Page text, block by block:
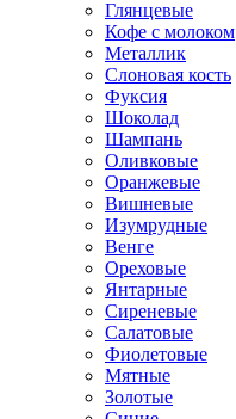
Глянцевые
Кофе с молоком
Металлик
Слоновая кость
Фуксия
Шоколад
Шампань
Оливковые
Оранжевые
Вишневые
Изумрудные
Венге
Ореховые
Янтарные
Сиреневые
Салатовые
Фиолетовые
Мятные
Золотые